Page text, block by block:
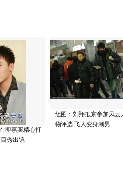
即嘉宾精心打
秀出镜
组图：刘翔抵京参加风云
物评选 飞人变身潮男